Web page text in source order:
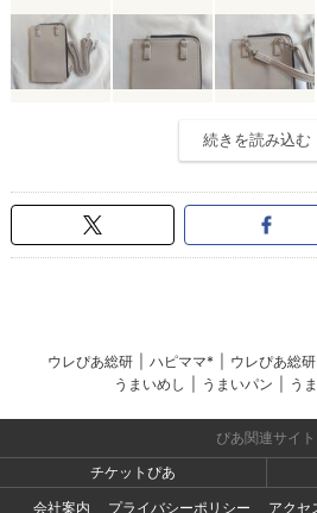
続きを読み込む
ウレぴあ総研 ハピママ* ウレぴあ総
うまいめし
うまいパン う
ぴあ関連サイト
チケットぴあ
会社案内
プライバシーポリシー アクセ